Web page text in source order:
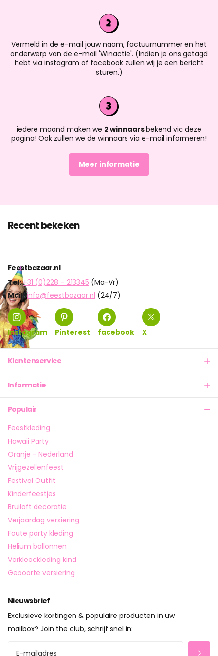
Vermeld in de e-mail jouw naam, factuurnummer en het
onderwerp van de e-mail 'Winactie'. (Indien je ons getagd
hebt via instagram of facebook zullen wij je een bericht
sturen.)
iedere maand maken we 2 winnaarsbekend via deze
pagina! Ook zullen we de winnaars via e-mail informeren!
Meer informatie
Recent bekeken
Feestbazaar.nl
Tel:+31 (0)228 – 213345 (Ma-Vr)
Mail: info@feestbazaar.nl (24/7)
Instagram Pinterest facebook X
Klantenservice
Informatie
Populair
Feestkleding
Hawaii Party
Oranje - Nederland
Vrijgezellenfeest
Festival Outfit
Kinderfeestjes
Bruiloft decoratie
Verjaardag versiering
Foute party kleding
Helium ballonnen
Verkleedkleding kind
Geboorte versiering
Nieuwsbrief
Exclusieve kortingen & populaire producten in uw
mailbox? Join the club, schrijf snel in: